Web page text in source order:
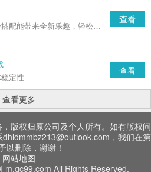
3、丰富多样的组合搭配能带来全新乐趣，轻松解压的战斗体验也会让你感受到不一样的快乐
查看
定性
查看
查看更多
版权归原公司及个人所有。如有版权问
，我们在第
以删除，谢谢！
网站地图
m.qc99.com All Rights Reserved.